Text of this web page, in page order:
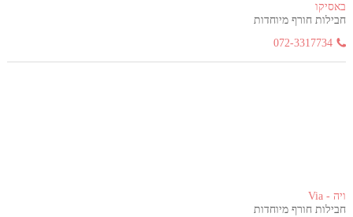
באסיקו
חבילות חורף מיוחדות
072-3317734
ויה - Via
חבילות חורף מיוחדות